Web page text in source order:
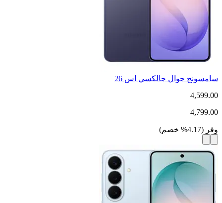
سامسونج جوال جالكسي اس 26
4,599.00
4,799.00
وفر (
4.17
% خصم)